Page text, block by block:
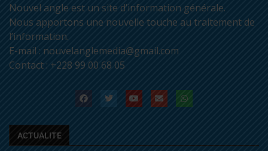
Nouvel angle est un site d’information générale.
Nous apportons une nouvelle touche au traitement de
l’information.
E-mail : nouvelanglemedia@gmail.com
Contact : +228 99 00 68 05
ACTUALITE